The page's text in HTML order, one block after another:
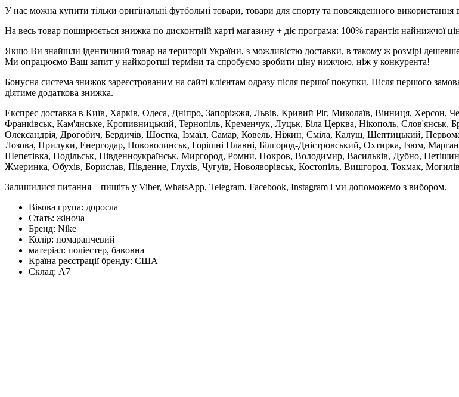
У нас можна купити тільки оригінальні футбольні товари, товари для спорту та повсякденного використання
На весь товар поширюється знижка по дисконтній карті магазину + діє програма: 100% гарантія найнижчої
Якщо Ви знайшли ідентичний товар на території України, з можливістю доставки, в такому ж розмірі
Ми опрацюємо Ваш запит у найкоротші терміни та спробуємо зробити ціну нижчою, ніж у конкурента!
Бонусна система знижок зареєстрованим на сайті клієнтам одразу після першої покупки. Після першого
діятиме додаткова знижка.
Експрес доставка в Київ, Харків, Одеса, Дніпро, Запоріжжя, Львів, Кривий Ріг, Миколаїв, Вінниця, Херсон,
Франківськ, Кам'янське, Кропивницький, Тернопіль, Кременчук, Луцьк, Біла Церква, Нікополь,
Олександрія, Дрогобич, Бердичів, Шостка, Ізмаїл, Самар, Ковель, Ніжин, Сміла, Калуш, Шептицький,
Лозова, Прилуки, Енергодар, Нововолинськ, Горішні Плавні, Білгород-Дністровський, Охтирка, Ізюм,
Шепетівка, Подільськ, Південноукраїнськ, Миргород, Ромни, Покров, Володимир, Васильків, Дубно,
Жмеринка, Обухів, Борислав, Південне, Глухів, Чугуїв, Новояворівськ, Костопіль, Вишгород, Токмак,
Залишилися питання – пишіть у Viber, WhatsApp, Telegram, Facebook, Instagram і ми допоможемо з вибором.
Вікова група: доросла
Стать: жіноча
Бренд: Nike
Колір: помаранчевий
матеріал: поліестер, бавовна
Країна реєстрації бренду: США
Склад: А7